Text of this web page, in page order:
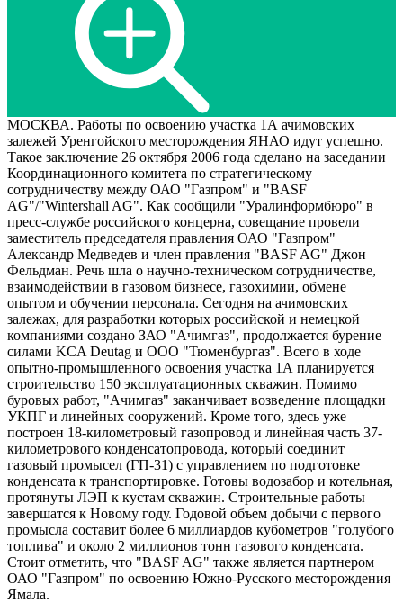
МОСКВА. Работы по освоению участка 1А ачимовских
залежей Уренгойского месторождения ЯНАО идут успешно.
Такое заключение 26 октября 2006 года сделано на заседании
Координационного комитета по стратегическому
сотрудничеству между ОАО "Газпром" и "BASF
AG"/"Wintershall AG". Как сообщили "Уралинформбюро" в
пресс-службе российского концерна, совещание провели
заместитель председателя правления ОАО "Газпром"
Александр Медведев и член правления "BASF AG" Джон
Фельдман. Речь шла о научно-техническом сотрудничестве,
взаимодействии в газовом бизнесе, газохимии, обмене
опытом и обучении персонала. Сегодня на ачимовских
залежах, для разработки которых российской и немецкой
компаниями создано ЗАО "Ачимгаз", продолжается бурение
силами KCA Deutag и ООО "Тюменбургаз". Всего в ходе
опытно-промышленного освоения участка 1А планируется
строительство 150 эксплуатационных скважин. Помимо
буровых работ, "Ачимгаз" заканчивает возведение площадки
УКПГ и линейных сооружений. Кроме того, здесь уже
построен 18-километровый газопровод и линейная часть 37-
километрового конденсатопровода, который соединит
газовый промысел (ГП-31) с управлением по подготовке
конденсата к транспортировке. Готовы водозабор и котельная,
протянуты ЛЭП к кустам скважин. Строительные работы
завершатся к Новому году. Годовой объем добычи с первого
промысла составит более 6 миллиардов кубометров "голубого
топлива" и около 2 миллионов тонн газового конденсата.
Стоит отметить, что "BASF AG" также является партнером
ОАО "Газпром" по освоению Южно-Русского месторождения
Ямала.